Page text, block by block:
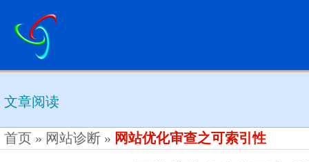
文章阅读
首页 » 网站诊断 » 网站优化审查之可索引性